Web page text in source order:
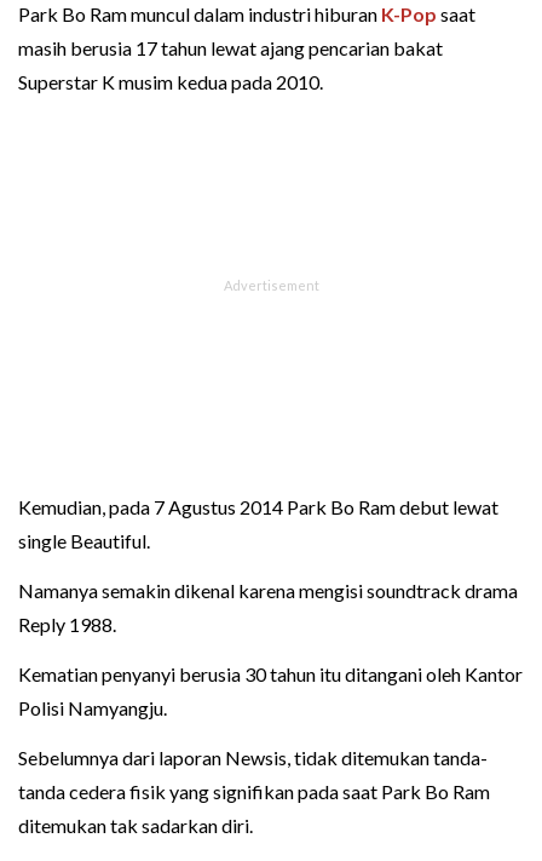
Park Bo Ram muncul dalam industri hiburan K-Pop saat
masih berusia 17 tahun lewat ajang pencarian bakat
Superstar K musim kedua pada 2010.
Kemudian, pada 7 Agustus 2014 Park Bo Ram debut lewat
single Beautiful.
Namanya semakin dikenal karena mengisi soundtrack drama
Reply 1988.
Kematian penyanyi berusia 30 tahun itu ditangani oleh Kantor
Polisi Namyangju.
Sebelumnya dari laporan Newsis, tidak ditemukan tanda-
tanda cedera fisik yang signifikan pada saat Park Bo Ram
ditemukan tak sadarkan diri.